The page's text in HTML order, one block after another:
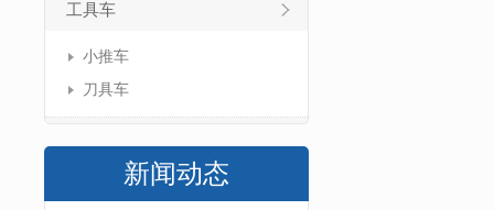
工具车
小推车
刀具车
新闻动态